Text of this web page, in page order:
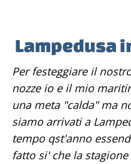
Lampedusa
Per festeggiare il nostro primo anniversario di
nozze io e il mio
una meta "calda" ma
siamo arrivati a
tempo qst'anno
fatto si' che la